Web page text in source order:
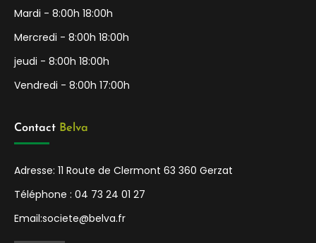
Mardi - 8:00h 18:00h
Mercredi - 8:00h 18:00h
jeudi - 8:00h 18:00h
Vendredi - 8:00h 17:00h
Contact Belva
Adresse: 11 Route de Clermont 63 360 Gerzat
Téléphone : 04 73 24 01 27
Email:societe@belva.fr